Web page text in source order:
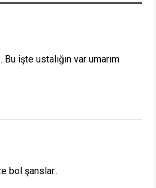
işte ustalığın var umarım
bol şanslar..